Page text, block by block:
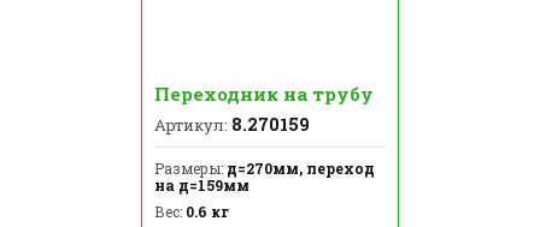
Переходник на трубу
Артикул: 8.270159
Размеры:д=270мм, переход
на д=159мм
Вес:0.6 кг